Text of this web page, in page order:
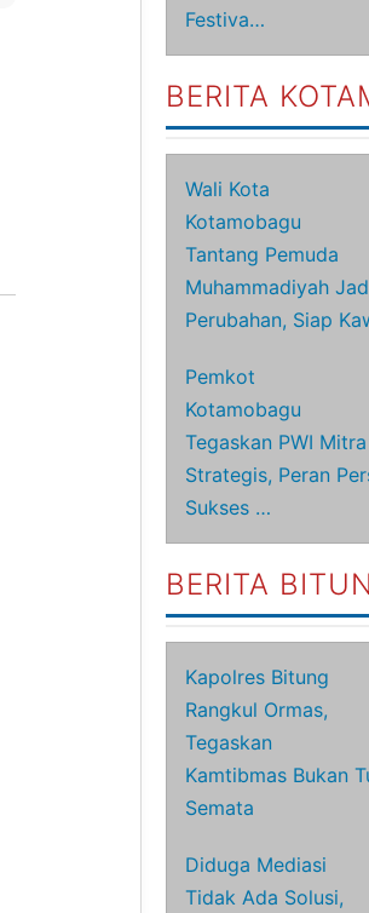
Festiva…
BERITA
Wali Kota
Kotamobagu
Tantang Pemuda
Muhammadiyah
Perubahan, Siap
Pemkot
Kotamobagu
Tegaskan PWI Mitra
Strategis, Peran
Sukses …
BERITA
Kapolres Bitung
Rangkul Ormas,
Tegaskan
Kamtibmas Bukan
Semata
Diduga Mediasi
Tidak Ada Solusi,